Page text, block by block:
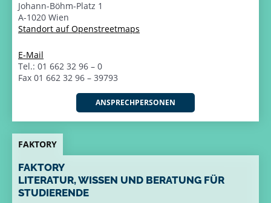
Johann-Böhm-Platz 1
A-1020 Wien
Standort auf Openstreetmaps
E-Mail
Tel.: 01 662 32 96 – 0
Fax 01 662 32 96 – 39793
ANSPRECHPERSONEN
FAKTORY
FAKTORY
LITERATUR, WISSEN UND BERATUNG FÜR
STUDIERENDE